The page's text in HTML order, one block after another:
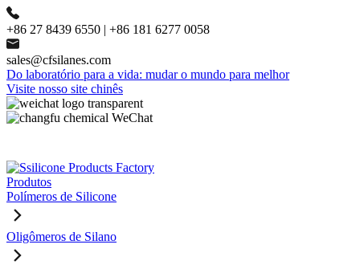
+86 27 8439 6550 | +86 181 6277 0058
sales@cfsilanes.com
Do laboratório para a vida: mudar o mundo para melhor
Visite nosso site chinês
Produtos
Polímeros de Silicone
Oligômeros de Silano